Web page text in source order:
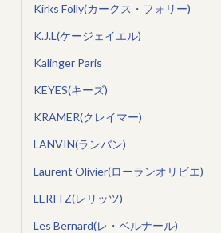
Kirks Folly(カークス・フォリー)
K.J.L(ケージェイエル)
Kalinger Paris
KEYES(キーズ)
KRAMER(クレイマー)
LANVIN(ランバン)
Laurent Olivier(ローランオリビエ)
LERITZ(レリッツ)
Les Bernard(レ・ベルナール)